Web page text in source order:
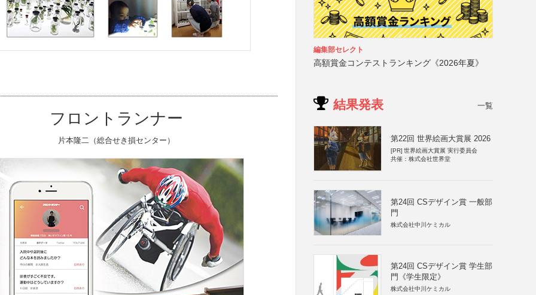
フロントランナー
片本隆二（総合せき損センター）
編集部セレクト
高額賞金コンテストランキング《2026年夏》
結果発表 一覧
第22回 世界絵画大賞展 2026
[PR] 世界絵画大賞展 実行委員会
共催：株式会社世界堂
第24回 CSデザイン賞 一般部
門
株式会社中川ケミカル
第24回 CSデザイン賞 学生部
門《学生限定》
株式会社中川ケミカル